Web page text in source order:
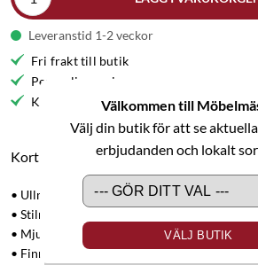
Välkommen till
Välj din butik för att se
erbjudanden och lokalt
VÄLJ BUTIK
Leveranstid 1-2 veckor
Fri frakt till butik
Personlig service
Kvalitetsmöbler
Kort produktbeskrivning
• Ullmatta
• Stilren
• Mjuk och skön att gå på
• Finns i flera färger och storlekar